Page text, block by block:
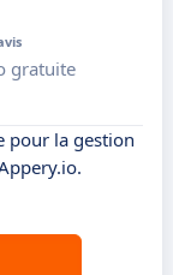
gratuite
pour la gestion